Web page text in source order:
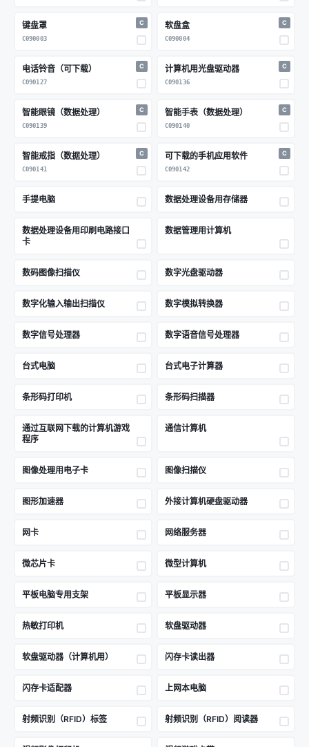
键盘罩
C090003
C 软盘盒
C090004
C
电话铃音（可下载）
C090127
C 计算机用光盘驱动器
C090136
C
智能眼镜（数据处理）
C090139
C 智能手表（数据处理）
C090140
C
智能戒指（数据处理）
C090141
C 可下载的手机应用软件
C090142
C
手提电脑 数据处理设备用存储器
数据处理设备用印刷电路接口
卡
数据管理用计算机
数码图像扫描仪 数字光盘驱动器
数字化输入输出扫描仪 数字模拟转换器
数字信号处理器 数字语音信号处理器
台式电脑 台式电子计算器
条形码打印机 条形码扫描器
通过互联网下载的计算机游戏
程序
通信计算机
图像处理用电子卡 图像扫描仪
图形加速器 外接计算机硬盘驱动器
网卡 网络服务器
微芯片卡 微型计算机
平板电脑专用支架 平板显示器
热敏打印机 软盘驱动器
软盘驱动器（计算机用） 闪存卡读出器
闪存卡适配器 上网本电脑
射频识别（RFID）标签 射频识别（RFID）阅读器